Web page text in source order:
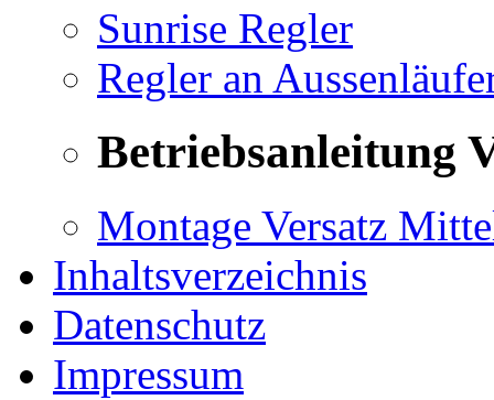
Sunrise Regler
Regler an
Betriebsanleitung
Montage Versatz
Inhaltsverzeichnis
Datenschutz
Impressum